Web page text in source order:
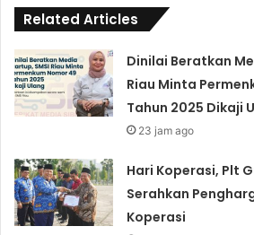
Related Articles
Dinilai Beratkan
Riau Minta
Tahun 2025 Dikaji
23 jam ago
Hari Koperasi, Plt
Serahkan
Koperasi